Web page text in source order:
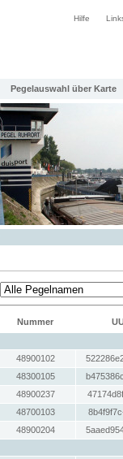
Hilfe
Pegelauswahl über Karte
Nummer
48900102
48300105
48900237
48700103
48900204